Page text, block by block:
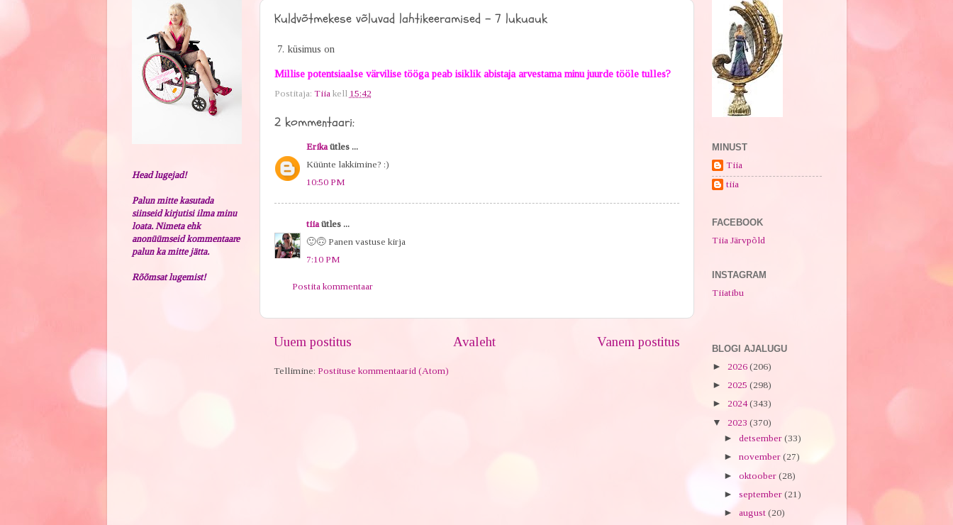
Kuldvõtmekese võluvad lahtikeeramised - 7 lukuauk
7. küsimus on
Millise potentsiaalse värvilise tööga peab isiklik abistaja arvestama minu juurde tööle tulles?
Postitaja: Tiia kell 15:42
2 kommentaari:
Erikaütles ...
Küünte lakkimine? :)
10:50 PM
tiiaütles ...
🙂🙃 Panen vastuse kirja
7:10 PM
Postita kommentaar
Uuem postitus Vanem postitus
Avaleht
Tellimine: Postituse kommentaarid (Atom)
Head lugejad!
Palun mitte kasutada
siinseid kirjutisi ilma minu
loata. Nimeta ehk
anonüümseid kommentaare
palun ka mitte jätta.
Rõõmsat lugemist!
MINUST
Tiia
tiia
FACEBOOK
Tiia Järvpõld
INSTAGRAM
Tiiatibu
BLOGI AJALUGU
► 2026 (206)
► 2025 (298)
► 2024(343)
▼ 2023 (370)
► detsember (33)
► november (27)
► oktoober (28)
► september (21)
► august (20)